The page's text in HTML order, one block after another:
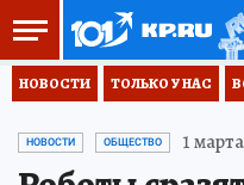
НОВОСТИ ТОЛЬКО У НАС
НОВОСТИ ОБЩЕСТВО 1